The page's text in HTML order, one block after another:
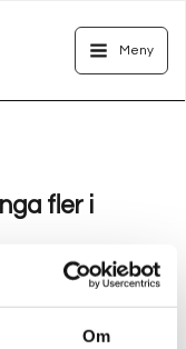
Om
Main
Menu
Meny
fler i
göra samhället